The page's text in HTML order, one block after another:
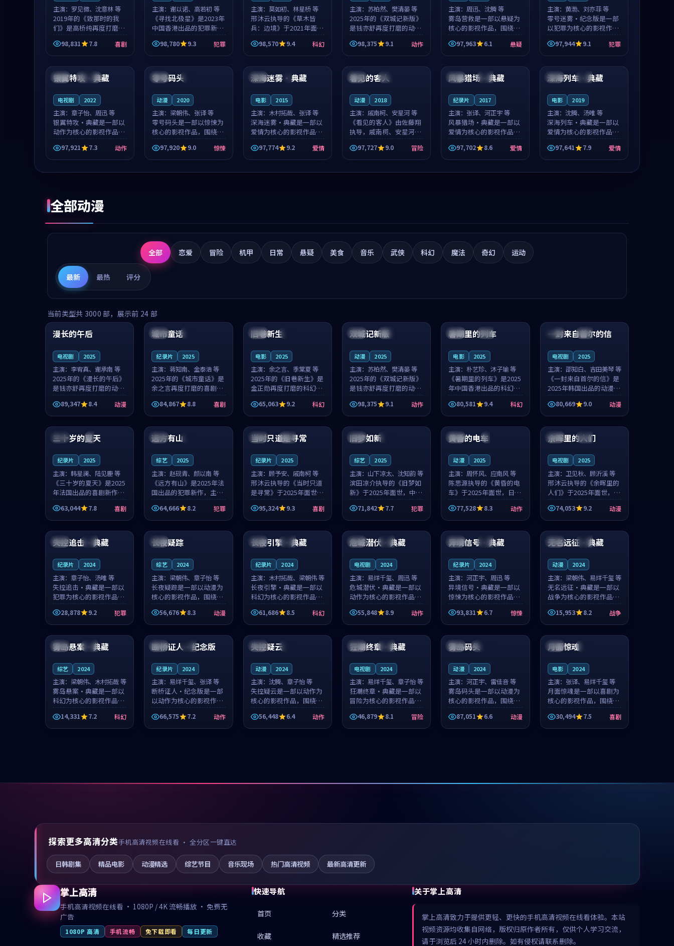
主演： 罗见微、沈意林 等
2019年的《致那时的我
们》是高桥纯再度打磨的
喜剧佳作。中国大陆的取
景与都市寓言的氛围相互
成就，罗见微与沈意林的
影片在悬念...
98,831 7.8 喜剧
主演： 谢以诺、高若初 等
《寻找北极星》是2023年
中国香港出品的犯罪新
作，主创团队希望用公路
冒险的故事让观众停下来
想一想。谢以诺领衔，高
柯的叙事节...
98,780 9.3 犯罪
主演： 莫如初、林星桥 等
邢沐云执导的《草木皆
兵：边境》于2021年面
世，泰国的城市气质与校
园青春的人物心境共同构
筑了影片基调。莫如初、
整部科幻电影...
98,570 9.4 科幻
主演： 苏柏然、樊清晏 等
2025年的《双城记新版》
是钱亦舒再度打磨的动作
佳作。中国大陆的取景与
沙漠探险的氛围相互成
就，苏柏然与樊清晏的对
片在悬念与...
98,375 9.1 动作
主演： 周迅、沈腾 等
雾岛营救是一部以悬疑为
核心的影视作品，围绕危
机、反转与人物成长展
开，整体节奏紧凑，值得
推荐观看。
97,963 6.1 悬疑
主演： 黄渤、刘亦菲 等
零号迷雾·纪念版是一部
以犯罪为核心的影视作
品，围绕危机、反转与人
物成长展开，整体节奏紧
凑，值得推荐观看。
97,944 9.1 犯罪
法国 连载中
99:53
银翼特攻·典藏
电视剧 2022
主演： 章子怡、周迅 等
银翼特攻·典藏是一部以
动作为核心的影视作品，
围绕危机、反转与人物成
长展开，整体节奏紧凑，
值得推荐观看。
97,921 7.3 动作
中国
99:18
零号码头
动漫 2020
主演： 梁朝伟、张译 等
零号码头是一部以惊悚为
核心的影视作品，围绕危
机、反转与人物成长展
开，整体节奏紧凑，值得
推荐观看。
97,920 9.0 惊悚
泰国 4K
99:41
深海迷雾·典藏
电影 2015
主演： 木村拓哉、张译 等
深海迷雾·典藏是一部以
爱情为核心的影视作品，
围绕危机、反转与人物成
长展开，整体节奏紧凑，
值得推荐观看。
97,774 9.2 爱情
泰国 完结
99:05
看见的客人
动漫 2018
主演： 戚南柯、安星河 等
《看见的客人》由佐藤翔
执导，戚南柯、安星河领
衔主演，是一部2018年上
映的泰国冒险动漫。影片
以海岸抒情为切入，呈现
一段从初遇到告别都浸着
97,727 9.0 冒险
美国 杜比
99:35
风暴猎场·典藏
纪录片 2017
主演： 张译、河正宇 等
风暴猎场·典藏是一部以
爱情为核心的影视作品，
围绕危机、反转与人物成
长展开，整体节奏紧凑，
值得推荐观看。
97,702 8.6 爱情
英国 杜比
99:03
深海列车·典藏
电影 2019
主演： 沈腾、汤唯 等
深海列车·典藏是一部以
爱情为核心的影视作品，
围绕危机、反转与人物成
长展开，整体节奏紧凑，
值得推荐观看。
97,641 7.9 爱情
全部动漫
全部 恋爱 冒险 机甲 日常 悬疑 美食 音乐 武侠 科幻 魔法 奇幻 运动
最新 最热 评分
当前类型共 3000 部，展示前 24 部
中国 高分
99:16
漫长的午后
电视剧 2025
主演： 李宥真、谢承南 等
2025年的《漫长的午后》
是钱亦舒再度打磨的动漫
佳作。中国大陆的取景与
海岛日常的氛围相互成
就，李宥真与谢承南的对
手戏自然克制，让整部影
片在悬念与...
89,347 8.4 动漫
美国
城市童话
纪录片 2025
主演：蒋知南、金泰浩 等
2025年的《城市童话》是
余之言再度打磨的喜剧佳
作。美国的取景与历史战
争的氛围相互成就，蒋知
南与金泰浩的对手戏自然
克制，让整部影片在悬念
与温度之...
84,867 8.8 喜剧
英国
旧巷新生
电影 2025
主演： 余之言、季棠夏 等
2025年的《旧巷新生》是
金正勋再度打磨的科幻佳
作。英国的取景与雨夜物
语的氛围相互成就，余之
言与季棠夏的对手戏自然
克制，让整部影片在悬念
与温度之...
65,063 9.2 科幻
中国 独播
双城记新版
动漫 2025
主演： 苏柏然、樊清晏 等
2025年的《双城记新版》
是钱亦舒再度打磨的动作
佳作。中国大陆的取景与
沙漠探险的氛围相互成
就，苏柏然与樊清晏的对
手戏自然克制，让整部影
片在悬念与...
98,375 9.1 动作
中国 杜比
暑期里的列车
电影 2025
主演：朴艺珍、沐子瑜 等
《暑期里的列车》是2025
年中国香港出品的科幻新
作，主创团队希望用城市
夜归人的故事让观众停下
来想一想。朴艺珍领衔，
沐子瑜担任重要角色，郑
书延的叙...
80,581 9.4 科幻
韩国 热播
一封来自首尔的信
电视剧 2025
主演： 邵知白、吉田美琴 等
《一封来自首尔的信》是
2025年韩国出品的动漫新
作，主创团队希望用高考
往事的故事让观众停下来
想一想。邵知白领衔，吉
田美琴担任重要角色，谢
承南的叙...
80,669 9.0 动漫
法国 4K
99:12
三十岁的夏天
纪录片 2025
主演： 韩星澜、陆见鹿 等
《三十岁的夏天》是2025
年法国出品的喜剧新作，
主创团队希望用深夜电台
的故事让观众停下来想一
想。韩星澜领衔，陆见鹿
担任重要角色，山田纯一
的叙事节...
63,044 7.8 喜剧
法国
99:48
远方有山
综艺 2025
主演：赵砚青、颜以南 等
《远方有山》是2025年法
国出品的犯罪新作，主创
团队希望用高校追梦的故
事让观众停下来想一想。
赵砚青领衔，颜以南担任
重要角色，山田纯一的叙
事节奏一...
64,666 8.2 犯罪
泰国 杜比
99:32
当时只道是寻常
纪录片 2025
主演： 顾予安、戚南柯 等
邢沐云执导的《当时只道
是寻常》于2025年面世，
泰国的城市气质与母女情
深的人物心境共同构筑了
影片基调。顾予安、戚南
柯用细腻的表演撑起整部
喜剧电影...
95,324 9.3 喜剧
中国
99:08
旧梦如新
综艺 2025
主演： 山下凉太、沈知韵 等
滨田凉介执导的《旧梦如
新》于2025年面世，中国
台湾的城市气质与异国相
遇的人物心境共同构筑了
影片基调。山下凉太、沈
知韵用细腻的表演撑起整
部犯罪电...
71,842 7.7 犯罪
日本 4K
99:20
黄昏的电车
动漫 2025
主演：周怀风、应南风 等
陈思源执导的《黄昏的电
车》于2025年面世，日本
的城市气质与渔村故事的
人物心境共同构筑了影片
基调。周怀风、应南风用
细腻的表演撑起整部动作
电影，剧...
77,528 8.3 动作
泰国 完结
99:56
余晖里的人们
电视剧 2025
主演： 卫见秋、顾沂溪 等
邢沐云执导的《余晖里的
人们》于2025年面世，泰
国的城市气质与小镇生活
的人物心境共同构筑了影
片基调。卫见秋、顾沂溪
用细腻的表演撑起整部动
漫电影，...
74,053 9.2 动漫
泰国 热播
98:37
失控追击·典藏
纪录片 2024
主演： 章子怡、汤唯 等
失控追击·典藏是一部以
犯罪为核心的影视作品，
围绕危机、反转与人物成
长展开，整体节奏紧凑，
值得推荐观看。
28,878 9.2 犯罪
中国
92:02
长夜疑踪
综艺 2024
主演： 梁朝伟、章子怡 等
长夜疑踪是一部以动漫为
核心的影视作品，围绕危
机、反转与人物成长展
开，整体节奏紧凑，值得
推荐观看。
56,676 8.3 动漫
美国 热播
99:34
长夜引擎·典藏
纪录片 2024
主演： 木村拓哉、梁朝伟 等
长夜引擎·典藏是一部以
科幻为核心的影视作品，
围绕危机、反转与人物成
长展开，整体节奏紧凑，
值得推荐观看。
61,686 8.5 科幻
日本 热播
99:05
危城潜伏·典藏
电视剧 2024
主演： 易烊千玺、周迅 等
危城潜伏·典藏是一部以
动作为核心的影视作品，
围绕危机、反转与人物成
长展开，整体节奏紧凑，
值得推荐观看。
55,848 8.9 动作
中国 高分
99:55
异境信号·典藏
纪录片 2024
主演：河正宇、周迅 等
异境信号·典藏是一部以
惊悚为核心的影视作品，
围绕危机、反转与人物成
长展开，整体节奏紧凑，
值得推荐观看。
93,831 6.7 惊悚
中国 独播
99:30
无名远征·典藏
动漫 2024
主演： 梁朝伟、易烊千玺 等
无名远征·典藏是一部以
战争为核心的影视作品，
围绕危机、反转与人物成
长展开，整体节奏紧凑，
值得推荐观看。
15,953 8.2 战争
泰国 热播
99:36
雾岛悬案·典藏
综艺 2024
主演： 梁朝伟、木村拓哉 等
雾岛悬案·典藏是一部以
科幻为核心的影视作品，
围绕危机、反转与人物成
长展开，整体节奏紧凑，
值得推荐观看。
14,331 7.2 科幻
中国 院线
99:51
断桥证人·纪念版
纪录片 2024
主演：易烊千玺、张译 等
断桥证人·纪念版是一部
以动作为核心的影视作
品，围绕危机、反转与人
物成长展开，整体节奏紧
凑，值得推荐观看。
66,575 7.2 动作
韩国
99:43
失控疑云
动漫 2024
主演： 沈腾、章子怡 等
失控疑云是一部以动作为
核心的影视作品，围绕危
机、反转与人物成长展
开，整体节奏紧凑，值得
推荐观看。
56,448 6.4 动作
日本 杜比
99:33
狂潮终章·典藏
电视剧 2024
主演： 易烊千玺、章子怡 等
狂潮终章·典藏是一部以
冒险为核心的影视作品，
围绕危机、反转与人物成
长展开，整体节奏紧凑，
值得推荐观看。
46,879 8.1 冒险
美国 连载中
99:24
雾岛码头
动漫 2024
主演：河正宇、雷佳音 等
雾岛码头是一部以动漫为
核心的影视作品，围绕危
机、反转与人物成长展
开，整体节奏紧凑，值得
推荐观看。
87,051 6.6 动漫
英国
99:18
月面惊魂
电影 2024
主演： 张译、易烊千玺 等
月面惊魂是一部以喜剧为
核心的影视作品，围绕危
机、反转与人物成长展
开，整体节奏紧凑，值得
推荐观看。
30,494 7.5 喜剧
探索更多高清分类手机高清视频在线看 · 全分区一键直达
日韩剧集 精品电影 动漫精选 综艺节目 音乐现场 热门高清视频 最新高清更新
掌上高清
手机高清视频在线看 · 1080P / 4K 流畅播放 · 免费无
广告
1080P 高清 手机流畅 免下载即看 每日更新
快速导航
首页 分类
收藏 精选推荐
关于掌上高清
掌上高清致力于提供更轻、更快的手机高清视频在线看体验。本站
视频资源均收集自网络，版权归原作者所有，仅供个人学习交流，
请于浏览后 24 小时内删除。如有侵权请联系删除。